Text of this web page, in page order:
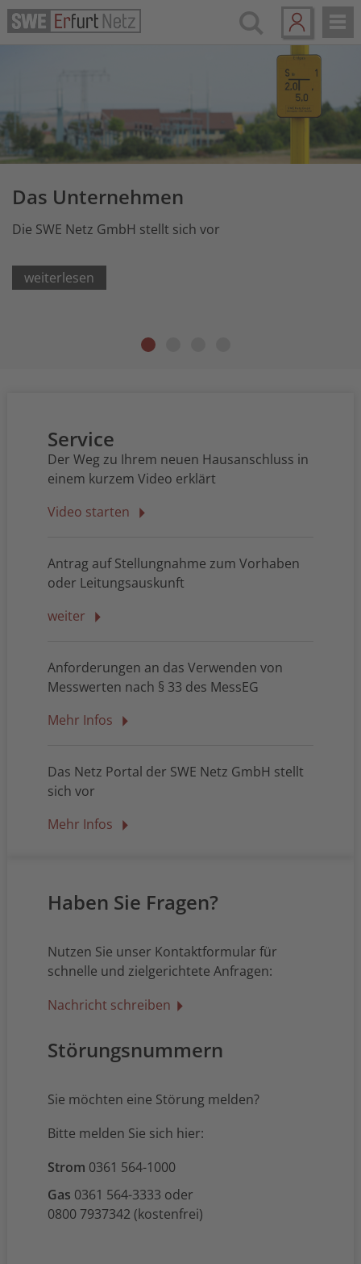
Das Unternehmen
Die SWE Netz GmbH stellt sich vor
weiterlesen
Service
Der Weg zu Ihrem neuen Hausanschluss in
einem kurzem Video erklärt
Video starten
Antrag auf Stellungnahme zum Vorhaben
oder Leitungsauskunft
weiter
Anforderungen an das Verwenden von
Messwerten nach § 33 des MessEG
Mehr Infos
Das Netz Portal der SWE Netz GmbH stellt
sich vor
Mehr Infos
Haben Sie Fragen?
Nutzen Sie unser Kontaktformular für
schnelle und zielgerichtete Anfragen:
Nachricht schreiben
Störungsnummern
Sie möchten eine Störung melden?
Bitte melden Sie sich hier:
Strom 0361 564-1000
Gas 0361 564-3333 oder
0800 7937342 (kostenfrei)